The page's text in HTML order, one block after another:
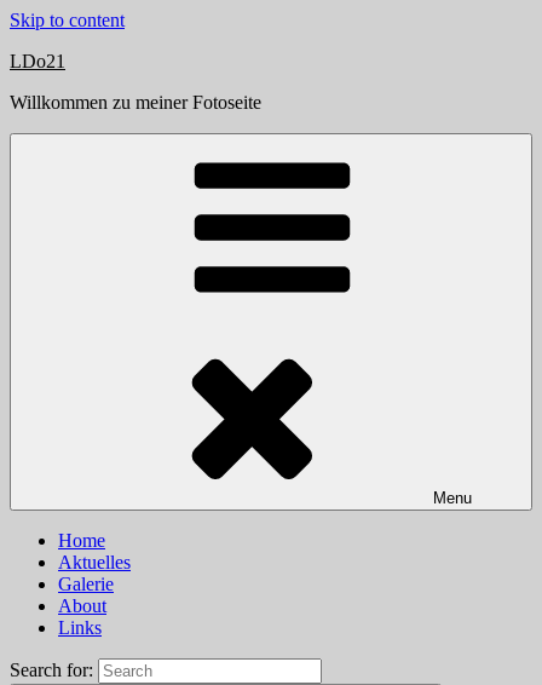
Skip to content
LDo21
Willkommen zu meiner Fotoseite
Menu
Home
Aktuelles
Galerie
About
Links
Search for: